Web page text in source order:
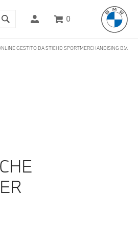
0
GESTITO DA STICHD SPORTMERCHANDISING B.V.